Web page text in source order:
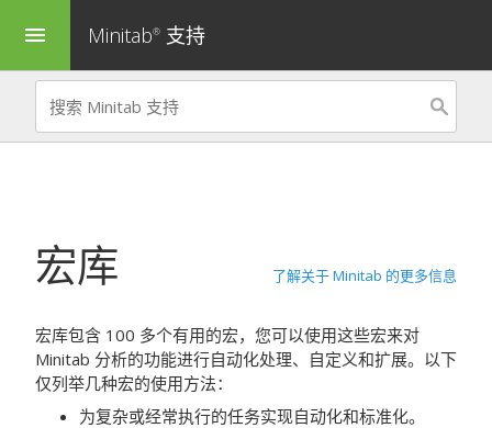
menu Minitab® 支持
宏库 了解关于 Minitab 的更多信息
宏库包含 100 多个有用的宏，您可以使用这些宏来对
Minitab 分析的功能进行自动化处理、自定义和扩展。以下
仅列举几种宏的使用方法：
为复杂或经常执行的任务实现自动化和标准化。